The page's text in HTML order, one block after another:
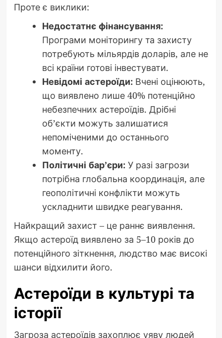
Проте є виклики:
Недостатнє фінансування:
Програми моніторингу та захисту
потребують мільярдів доларів, але не
всі країни готові інвестувати.
Невідомі астероїди:Вчені оцінюють,
що виявлено лише 40% потенційно
небезпечних астероїдів. Дрібні
об’єкти можуть залишатися
непоміченими до останнього
моменту.
Політичні бар’єри:У разі загрози
потрібна глобальна координація, але
геополітичні конфлікти можуть
ускладнити швидке реагування.
Найкращий захист – це раннє виявлення.
Якщо астероїд виявлено за 5–10 років до
потенційного зіткнення, людство має високі
шанси відхилити його.
Астероїди в культурі та
історії
Загроза астероїдів захоплює уяву людей